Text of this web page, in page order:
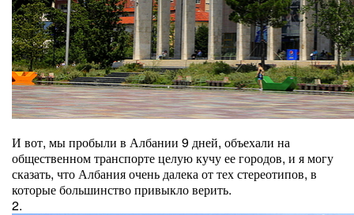
И вот, мы пробыли в Албании 9 дней, объехали на
общественном транспорте целую кучу ее городов, и я могу
сказать, что Албания очень далека от тех стереотипов, в
которые большинство привыкло верить.
2.